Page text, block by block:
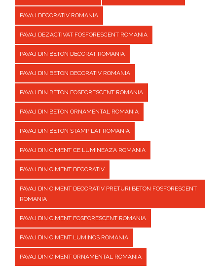
PAVAJ DECORATIV ROMANIA
PAVAJ DEZACTIVAT FOSFORESCENT ROMANIA
PAVAJ DIN BETON DECORAT ROMANIA
PAVAJ DIN BETON DECORATIV ROMANIA
PAVAJ DIN BETON FOSFORESCENT ROMANIA
PAVAJ DIN BETON ORNAMENTAL ROMANIA
PAVAJ DIN BETON STAMPILAT ROMANIA
PAVAJ DIN CIMENT CE LUMINEAZA ROMANIA
PAVAJ DIN CIMENT DECORATIV
PAVAJ DIN CIMENT DECORATIV PRETURI BETON FOSFORESCENT
ROMANIA
PAVAJ DIN CIMENT FOSFORESCENT ROMANIA
PAVAJ DIN CIMENT LUMINOS ROMANIA
PAVAJ DIN CIMENT ORNAMENTAL ROMANIA